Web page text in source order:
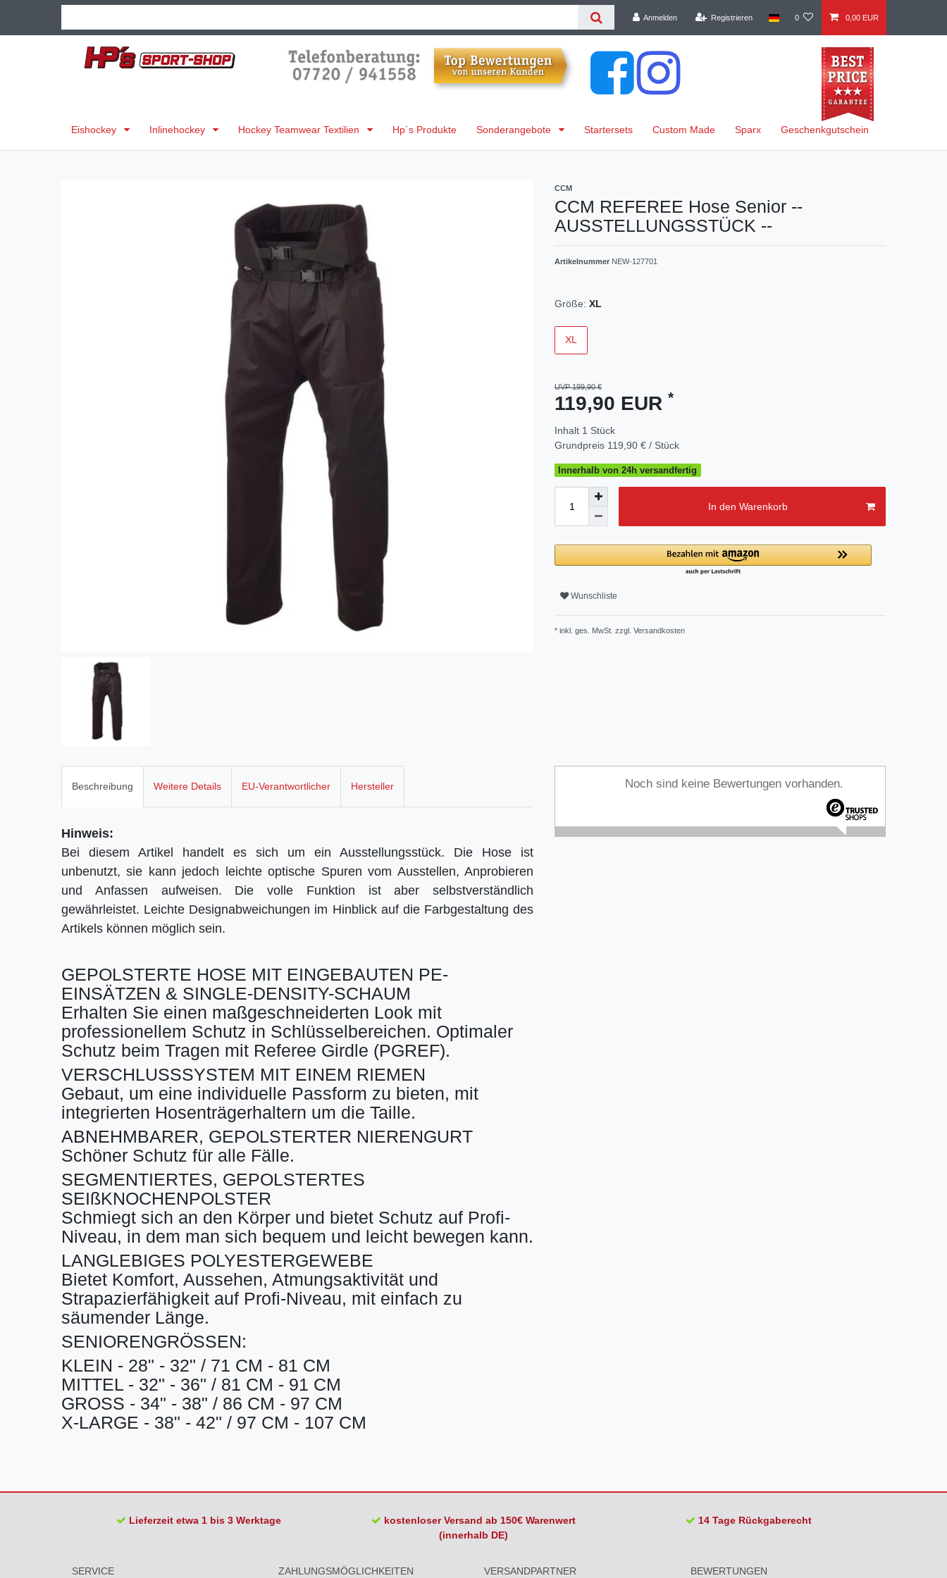
Anmelden Registrieren 0 0,00 EUR
Eishockey Inlinehockey Hockey Teamwear Textilien Hp´s Produkte Sonderangebote Startersets Custom Made Sparx Geschenkgutschein
CCM
CCM REFEREE Hose Senior --
AUSSTELLUNGSSTÜCK --
Artikelnummer NEW-127701
Größe: XL
XL
UVP 199,90 €
119,90 EUR *
Inhalt 1 Stück
Grundpreis 119,90 € / Stück
Innerhalb von 24h versandfertig
In den Warenkorb
Wunschliste
* inkl. ges. MwSt. zzgl. Versandkosten
Beschreibung Weitere Details EU-Verantwortlicher Hersteller
Hinweis:
Bei diesem Artikel handelt es sich um ein Ausstellungsstück. Die Hose ist
unbenutzt, sie kann jedoch leichte optische Spuren vom Ausstellen, Anprobieren
und Anfassen aufweisen. Die volle Funktion ist aber selbstverständlich
gewährleistet. Leichte Designabweichungen im Hinblick auf die Farbgestaltung des
Artikels können möglich sein.
GEPOLSTERTE HOSE MIT EINGEBAUTEN PE-
EINSÄTZEN & SINGLE-DENSITY-SCHAUM
Erhalten Sie einen maßgeschneiderten Look mit
professionellem Schutz in Schlüsselbereichen. Optimaler
Schutz beim Tragen mit Referee Girdle (PGREF).
VERSCHLUSSSYSTEM MIT EINEM RIEMEN
Gebaut, um eine individuelle Passform zu bieten, mit
integrierten Hosenträgerhaltern um die Taille.
ABNEHMBARER, GEPOLSTERTER NIERENGURT
Schöner Schutz für alle Fälle.
SEGMENTIERTES, GEPOLSTERTES
SEIßKNOCHENPOLSTER
Schmiegt sich an den Körper und bietet Schutz auf Profi-
Niveau, in dem man sich bequem und leicht bewegen kann.
LANGLEBIGES POLYESTERGEWEBE
Bietet Komfort, Aussehen, Atmungsaktivität und
Strapazierfähigkeit auf Profi-Niveau, mit einfach zu
säumender Länge.
SENIORENGRÖSSEN:
KLEIN - 28" - 32" / 71 CM - 81 CM
MITTEL - 32" - 36" / 81 CM - 91 CM
GROSS - 34" - 38" / 86 CM - 97 CM
X-LARGE - 38" - 42" / 97 CM - 107 CM
Noch sind keine Bewertungen vorhanden.
Lieferzeit etwa 1 bis 3 Werktage
kostenloser Versand ab 150€ Warenwert
(innerhalb DE)
14 Tage Rückgaberecht
SERVICE ZAHLUNGSMÖGLICHKEITEN VERSANDPARTNER BEWERTUNGEN